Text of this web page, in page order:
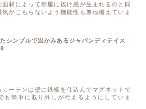
材によって部屋に抜け感が生まれるのと同
がこもらないよう機能性も兼ね備えていま
カーテンは壁に鉄板を仕込んでマグネットで
も簡単に取り外しが行えるようにしていま